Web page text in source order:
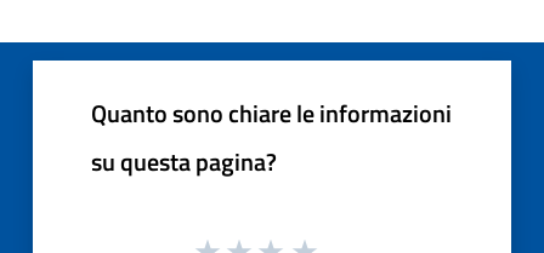
Quanto sono chiare le informazioni
su questa pagina?